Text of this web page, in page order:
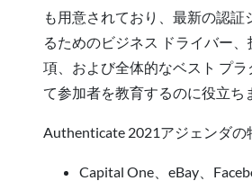
も用意されており、最新の認証
るためのビジネス ドライバー
項、および全体的なベスト プ
て参加者を教育するのに役立ち
Authenticate 2021アジェンダの
Capital One、eBay、